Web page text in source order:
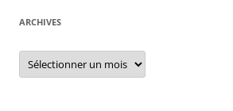
ARCHIVES
Archives